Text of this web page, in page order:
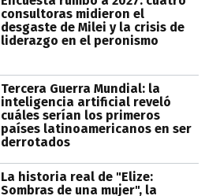
consultoras midieron el
desgaste de Milei y la crisis de
liderazgo en el peronismo
Tercera Guerra Mundial: la
inteligencia artificial reveló
cuáles serían los primeros
países latinoamericanos en ser
derrotados
La historia real de "Elize:
Sombras de una mujer", la